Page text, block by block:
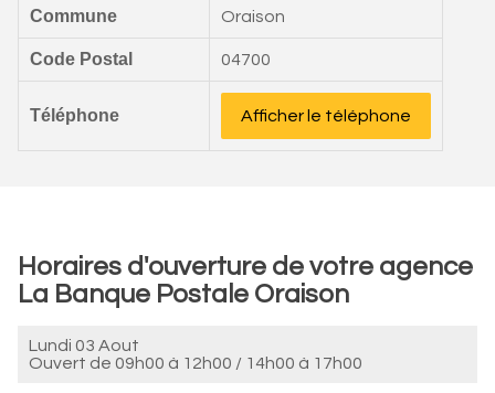
Commune Oraison
Code Postal 04700
Téléphone Afficher le téléphone
Horaires d'ouverture de votre agence
La Banque Postale Oraison
Lundi 03 Aout
Ouvert de 09h00 à 12h00 / 14h00 à 17h00